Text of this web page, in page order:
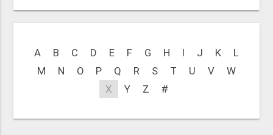
A B C D E F G H I J K
L
M
N O P Q R S T U V
W
X
Y Z #